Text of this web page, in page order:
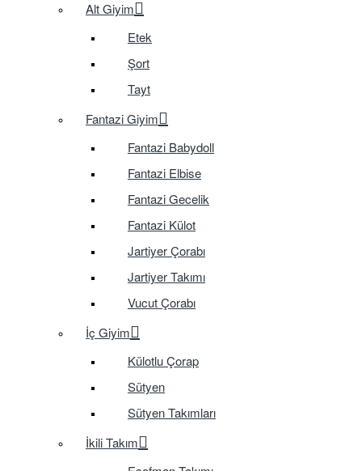
Alt Giyim
Etek
Şort
Tayt
Fantazi Giyim
Fantazi Babydoll
Fantazi Elbise
Fantazi Gecelik
Fantazi Külot
Jartiyer Çorabı
Jartiyer Takımı
Vucut Çorabı
İç Giyim
Külotlu Çorap
Sütyen
Sütyen Takımları
İkili Takım